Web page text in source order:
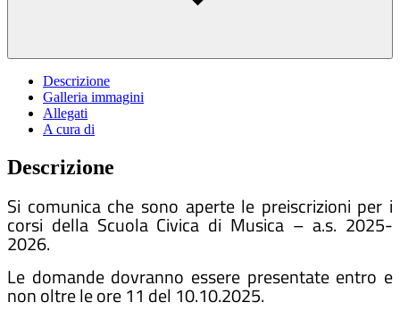
Descrizione
Galleria immagini
Allegati
A cura di
Descrizione
Si comunica che sono aperte le preiscrizioni per i
corsi della Scuola Civica di Musica – a.s. 2025-
2026.
Le domande dovranno essere presentate entro e
non oltre le ore 11 del 10.10.2025.